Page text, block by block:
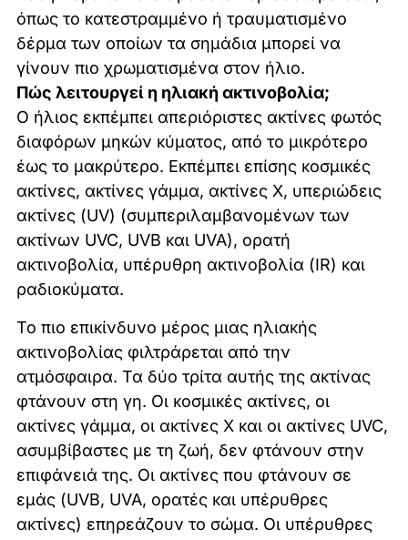
όπως το κατεστραμμένο ή τραυματισμένο
δέρμα των οποίων τα σημάδια μπορεί να
γίνουν πιο χρωματισμένα στον ήλιο.
Πώς λειτουργεί η ηλιακή ακτινοβολία;
Ο ήλιος εκπέμπει απεριόριστες ακτίνες φωτός
διαφόρων μηκών κύματος, από το μικρότερο
έως το μακρύτερο. Εκπέμπει επίσης κοσμικές
ακτίνες, ακτίνες γάμμα, ακτίνες Χ, υπεριώδεις
ακτίνες (UV) (συμπεριλαμβανομένων των
ακτίνων UVC, UVB και UVA), ορατή
ακτινοβολία, υπέρυθρη ακτινοβολία (IR) και
ραδιοκύματα.
Το πιο επικίνδυνο μέρος μιας ηλιακής
ακτινοβολίας φιλτράρεται από την
ατμόσφαιρα. Τα δύο τρίτα αυτής της ακτίνας
φτάνουν στη γη. Οι κοσμικές ακτίνες, οι
ακτίνες γάμμα, οι ακτίνες Χ και οι ακτίνες UVC,
ασυμβίβαστες με τη ζωή, δεν φτάνουν στην
επιφάνειά της. Οι ακτίνες που φτάνουν σε
εμάς (UVB, UVA, ορατές και υπέρυθρες
ακτίνες) επηρεάζουν το σώμα. Οι υπέρυθρες